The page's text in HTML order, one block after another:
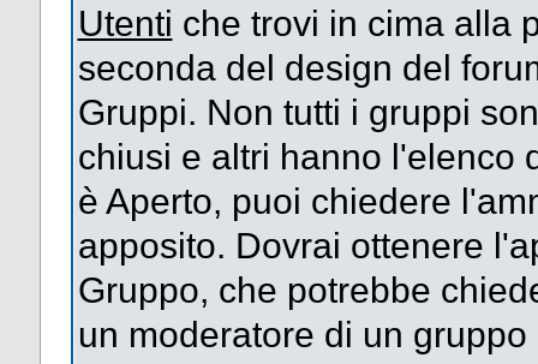
Utenti che trovi in cima alla
seconda del design del
Gruppi. Non tutti i gruppi
chiusi e altri hanno l'elenco
è Aperto, puoi chiedere
apposito. Dovrai ottenere
Gruppo, che potrebbe
un moderatore di un